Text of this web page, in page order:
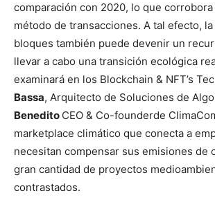
comparación con 2020, lo que
método de transacciones. A tal efecto, la
bloques también puede devenir un
llevar a cabo una transición ecológica
examinará en los Blockchain & NFT’s
Bassa, Arquitecto de Soluciones de
Benedito CEO & Co-founderde
marketplace climático que conecta a
necesitan compensar sus emisiones de
gran cantidad de proyectos
contrastados.